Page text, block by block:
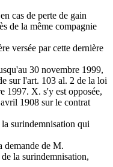
cas de perte de gain
de la même compagnie
versée par cette dernière
30 novembre 1999,
sur l'art. 103 al. 2 de la loi
1997. X. s'y est opposée,
1908 sur le contrat
surindemnisation qui
demande de M.
la surindemnisation,